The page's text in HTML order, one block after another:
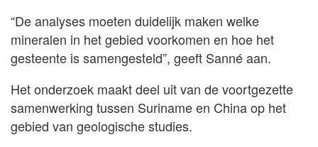
“De analyses moeten duidelijk maken welke
mineralen in het gebied voorkomen en hoe het
gesteente is samengesteld”, geeft Sanné aan.
Het onderzoek maakt deel uit van de voortgezette
samenwerking tussen Suriname en China op het
gebied van geologische studies.